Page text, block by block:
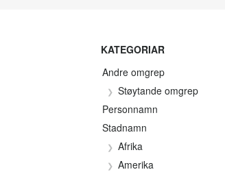
KATEGORIAR
Andre omgrep
Støytande omgrep
Personnamn
Stadnamn
Afrika
Amerika